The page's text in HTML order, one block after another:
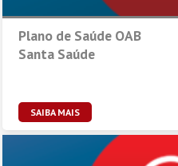
Plano de Saúde OAB
Santa Saúde
SAIBA MAIS